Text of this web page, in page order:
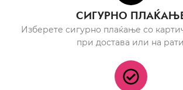
СИГУРНО
Изберете сигурно плаќање со
при достава или на